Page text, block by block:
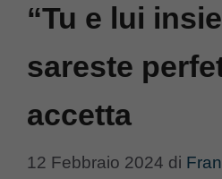
“Tu e lui
sareste
accetta
12 Febbraio 2024 di